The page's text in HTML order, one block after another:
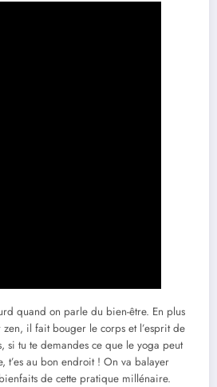
quand on parle du bien-être. En plus
il fait bouger le corps et l’esprit de
si tu te demandes ce que le yoga peut
t’es au bon endroit ! On va balayer
de cette pratique millénaire.